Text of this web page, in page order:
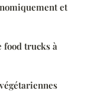
et
food trucks à